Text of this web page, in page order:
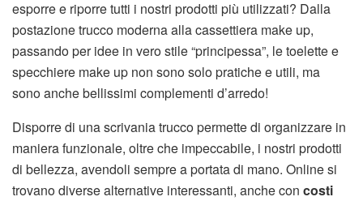
esporre e riporre tutti i nostri prodotti più utilizzati? Dalla
postazione trucco moderna alla cassettiera make up,
passando per idee in vero stile “principessa”, le toelette e
specchiere make up non sono solo pratiche e utili, ma
sono anche bellissimi complementi d’arredo!
Disporre di una scrivania trucco permette di organizzare in
maniera funzionale, oltre che impeccabile, i nostri prodotti
di bellezza, avendoli sempre a portata di mano. Online si
trovano diverse alternative interessanti, anche con costi